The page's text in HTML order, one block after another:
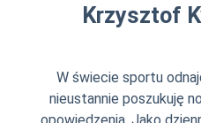
Krzysztof
W świecie sportu
nieustannie poszukuję